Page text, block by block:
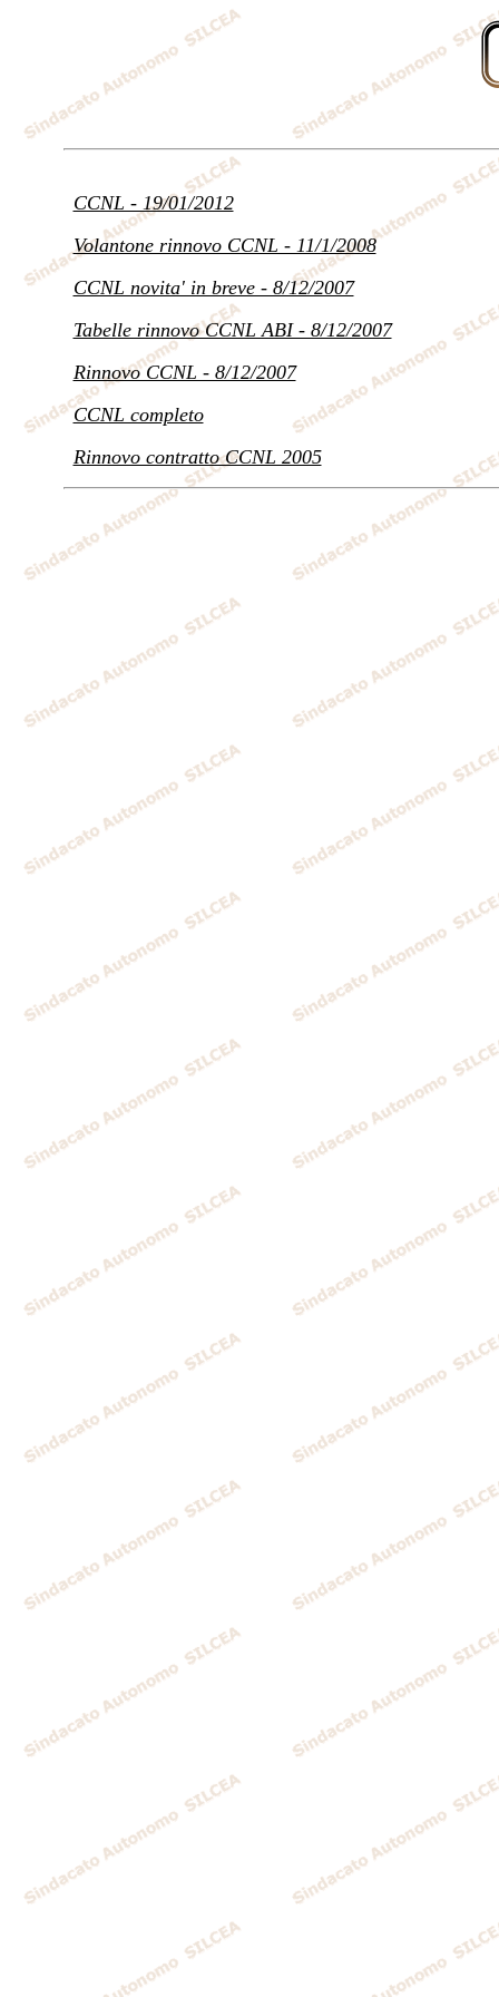
CCNL - 19/01/2012
Volantone rinnovo CCNL - 11/1/2008
CCNL novita' in breve - 8/12/2007
Tabelle rinnovo CCNL ABI - 8/12/2007
Rinnovo CCNL - 8/12/2007
CCNL completo
Rinnovo contratto CCNL 2005